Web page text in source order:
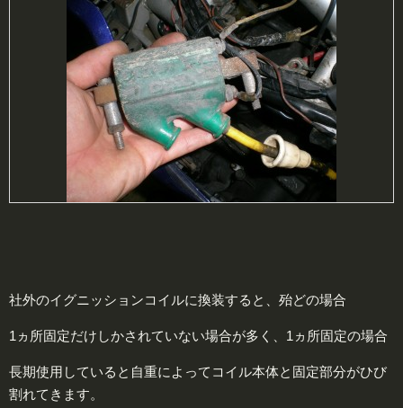
社外のイグニッションコイルに換装すると、殆どの場合
1ヵ所固定だけしかされていない場合が多く、1ヵ所固定の場合
長期使用していると自重によってコイル本体と固定部分がひび
割れてきます。